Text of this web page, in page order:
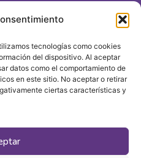
tecnologías como cookies
del dispositivo. Al aceptar
datos como el comportamiento de
en este sitio. No aceptar o retirar
ciertas características y